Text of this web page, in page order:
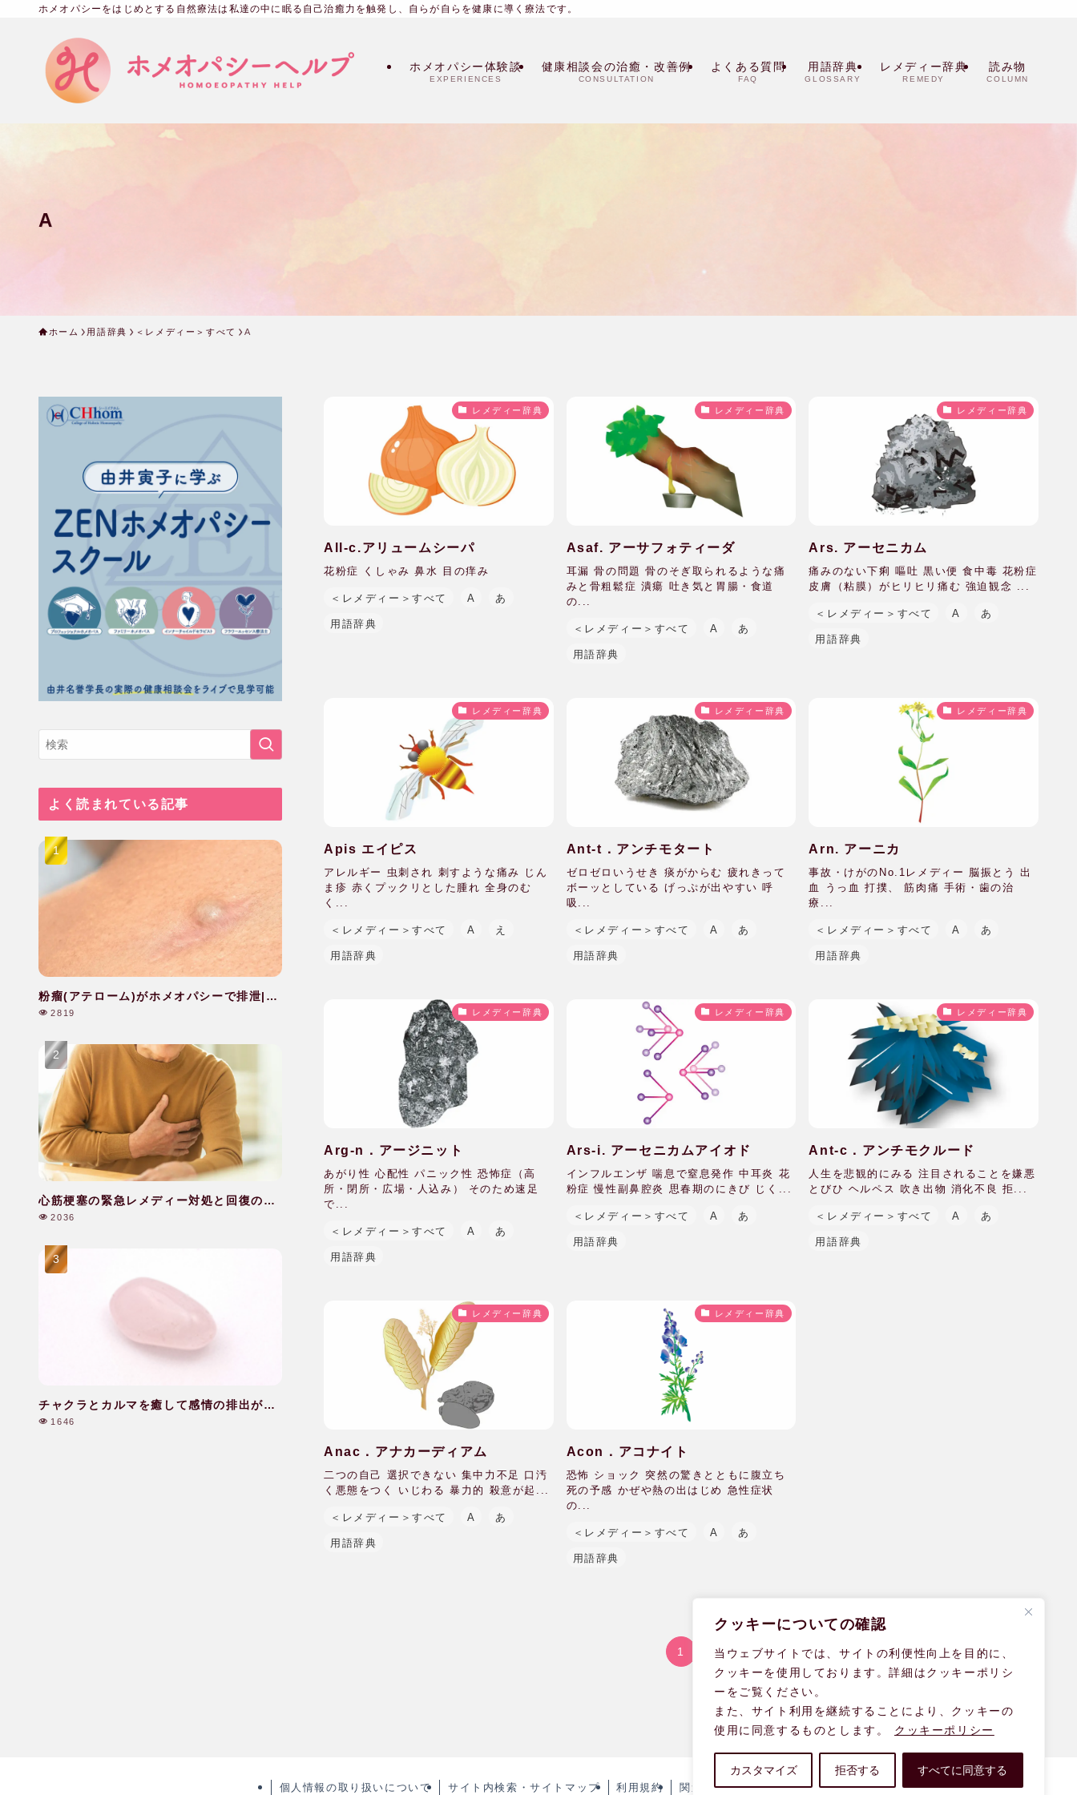
クッキーについての確認
当ウェブサイトでは、サイトの利便性向上を目的に、
クッキーを使用しております。詳細はクッキーポリシ
ーをご覧ください。
また、サイト利用を継続することにより、クッキーの
使用に同意するものとします。
クッキーポリシー
カスタマイズ 拒否する すべてに同意する
ホメオパシーをはじめとする自然療法は私達の中に眠る自己治癒力を触発し、自らが自らを健康に導く療法です。
ホメオパシー体験談
EXPERIENCES
健康相談会の治癒・改善例
CONSULTATION
よくある質問
FAQ
用語辞典
GLOSSARY
レメディー辞典
REMEDY
読み物
COLUMN
A
ホーム 用語辞典 ＜レメディー＞すべて A
レメディー辞典
All-c.アリュームシーパ
花粉症 くしゃみ 鼻水 目の痒み
＜レメディー＞すべて A あ
用語辞典
レメディー辞典
Asaf. アーサフォティーダ
耳漏 骨の問題 骨のそぎ取られるような痛
みと骨粗鬆症 潰瘍 吐き気と胃腸・食道
の...
＜レメディー＞すべて A あ
用語辞典
レメディー辞典
Ars. アーセニカム
痛みのない下痢 嘔吐 黒い便 食中毒 花粉症
皮膚（粘膜）がヒリヒリ痛む 強迫観念 ...
＜レメディー＞すべて A あ
用語辞典
レメディー辞典
Apis エイピス
アレルギー 虫刺され 刺すような痛み じん
ま疹 赤くプックリとした腫れ 全身のむ
く...
＜レメディー＞すべて A え
用語辞典
レメディー辞典
Ant-t．アンチモタート
ゼロゼロいうせき 痰がからむ 疲れきって
ボーッとしている げっぷが出やすい 呼
吸...
＜レメディー＞すべて A あ
用語辞典
レメディー辞典
Arn. アーニカ
事故・けがのNo.1レメディー 脳振とう 出
血 うっ血 打撲、 筋肉痛 手術・歯の治
療...
＜レメディー＞すべて A あ
用語辞典
レメディー辞典
Arg-n．アージニット
あがり性 心配性 パニック性 恐怖症（高
所・閉所・広場・人込み） そのため速足
で...
＜レメディー＞すべて A あ
用語辞典
レメディー辞典
Ars-i. アーセニカムアイオド
インフルエンザ 喘息で窒息発作 中耳炎 花
粉症 慢性副鼻腔炎 思春期のにきび じく...
＜レメディー＞すべて A あ
用語辞典
レメディー辞典
Ant-c．アンチモクルード
人生を悲観的にみる 注目されることを嫌悪
とびひ ヘルペス 吹き出物 消化不良 拒...
＜レメディー＞すべて A あ
用語辞典
レメディー辞典
Anac．アナカーディアム
二つの自己 選択できない 集中力不足 口汚
く悪態をつく いじわる 暴力的 殺意が起...
＜レメディー＞すべて A あ
用語辞典
レメディー辞典
Acon．アコナイト
恐怖 ショック 突然の驚きとともに腹立ち
死の予感 かぜや熱の出はじめ 急性症状
の...
＜レメディー＞すべて A あ
用語辞典
1
よく読まれている記事
粉瘤(アテローム)がホメオパシーで排泄|40
代|女性
2819
心筋梗塞の緊急レメディー対処と回復のケ
ア|60代|男性
2036
チャクラとカルマを癒して感情の排出がで
きた|40代|女性
1646
個人情報の取り扱いについて サイト内検索・サイトマップ 利用規約 関連リンク fromUK